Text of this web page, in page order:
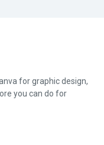
for graphic design,
you can do for